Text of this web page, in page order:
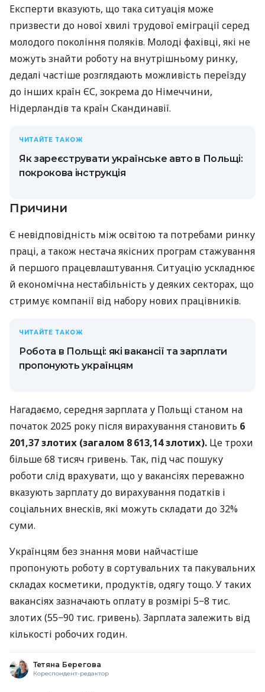
Експерти вказують, що така ситуація може
призвести до нової хвилі трудової еміграції серед
молодого покоління поляків. Молоді фахівці, які не
можуть знайти роботу на внутрішньому ринку,
дедалі частіше розглядають можливість переїзду
до інших країн ЄС, зокрема до Німеччини,
Нідерландів та країн Скандинавії.
ЧИТАЙТЕ ТАКОЖ
Як зареєструвати українське авто в Польщі:
покрокова інструкція
Причини
Є невідповідність між освітою та потребами ринку
праці, а також нестача якісних програм стажування
й першого працевлаштування. Ситуацію ускладнює
й економічна нестабільність у деяких секторах, що
стримує компанії від набору нових працівників.
ЧИТАЙТЕ ТАКОЖ
Робота в Польщі: які вакансії та зарплати
пропонують українцям
Нагадаємо, середня зарплата у Польщі станом на
початок 2025 року після вирахування становить 6
201,37 злотих (загалом 8 613,14 злотих). Це трохи
більше 68 тисяч гривень. Так, під час пошуку
роботи слід врахувати, що у вакансіях переважно
вказують зарплату до вирахування податків і
соціальних внесків, які можуть складати до 32%
суми.
Українцям без знання мови найчастіше
пропонують роботу в сортувальних та пакувальних
складах косметики, продуктів, одягу тощо. У таких
вакансіях зазначають оплату в розмірі 5−8 тис.
злотих (55−90 тис. гривень). Зарплата залежить від
кількості робочих годин.
Тетяна Берегова
Кореспондент-редактор